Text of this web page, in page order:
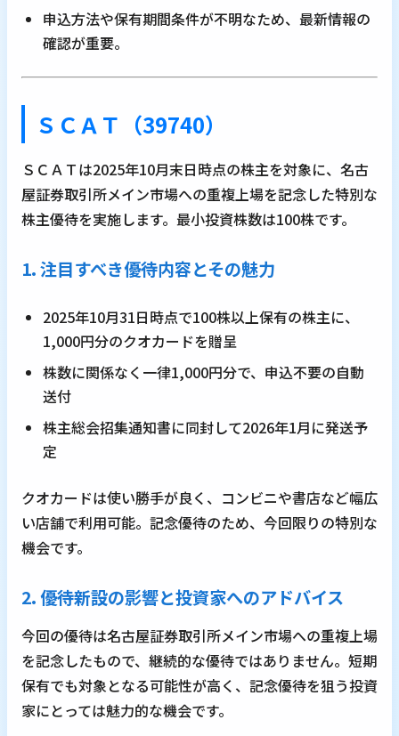
申込方法や保有期間条件が不明なため、最新情報の
確認が重要。
ＳＣＡＴ（39740）
ＳＣＡＴは2025年10月末日時点の株主を対象に、名古
屋証券取引所メイン市場への重複上場を記念した特別な
株主優待を実施します。最小投資株数は100株です。
1. 注目すべき優待内容とその魅力
2025年10月31日時点で100株以上保有の株主に、
1,000円分のクオカードを贈呈
株数に関係なく一律1,000円分で、申込不要の自動
送付
株主総会招集通知書に同封して2026年1月に発送予
定
クオカードは使い勝手が良く、コンビニや書店など幅広
い店舗で利用可能。記念優待のため、今回限りの特別な
機会です。
2. 優待新設の影響と投資家へのアドバイス
今回の優待は名古屋証券取引所メイン市場への重複上場
を記念したもので、継続的な優待ではありません。短期
保有でも対象となる可能性が高く、記念優待を狙う投資
家にとっては魅力的な機会です。